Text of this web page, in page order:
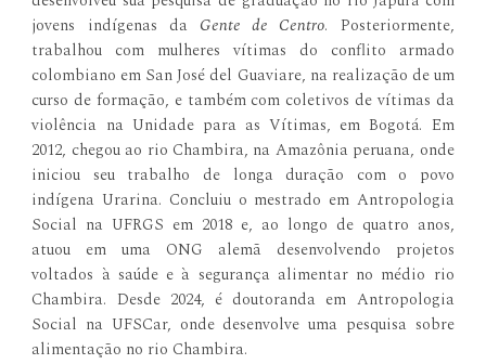
jovens indígenas da Gente de Centro. Posteriormente,
trabalhou com mulheres vítimas do conflito armado
colombiano em San José del Guaviare, na realização de um
curso de formação, e também com coletivos de vítimas da
violência na Unidade para as Vítimas, em Bogotá. Em
2012, chegou ao rio Chambira, na Amazônia peruana, onde
iniciou seu trabalho de longa duração com o povo
indígena Urarina. Concluiu o mestrado em Antropologia
Social na UFRGS em 2018 e, ao longo de quatro anos,
atuou em uma ONG alemã desenvolvendo projetos
voltados à saúde e à segurança alimentar no médio rio
Chambira. Desde 2024, é doutoranda em Antropologia
Social na UFSCar, onde desenvolve uma pesquisa sobre
alimentação no rio Chambira.